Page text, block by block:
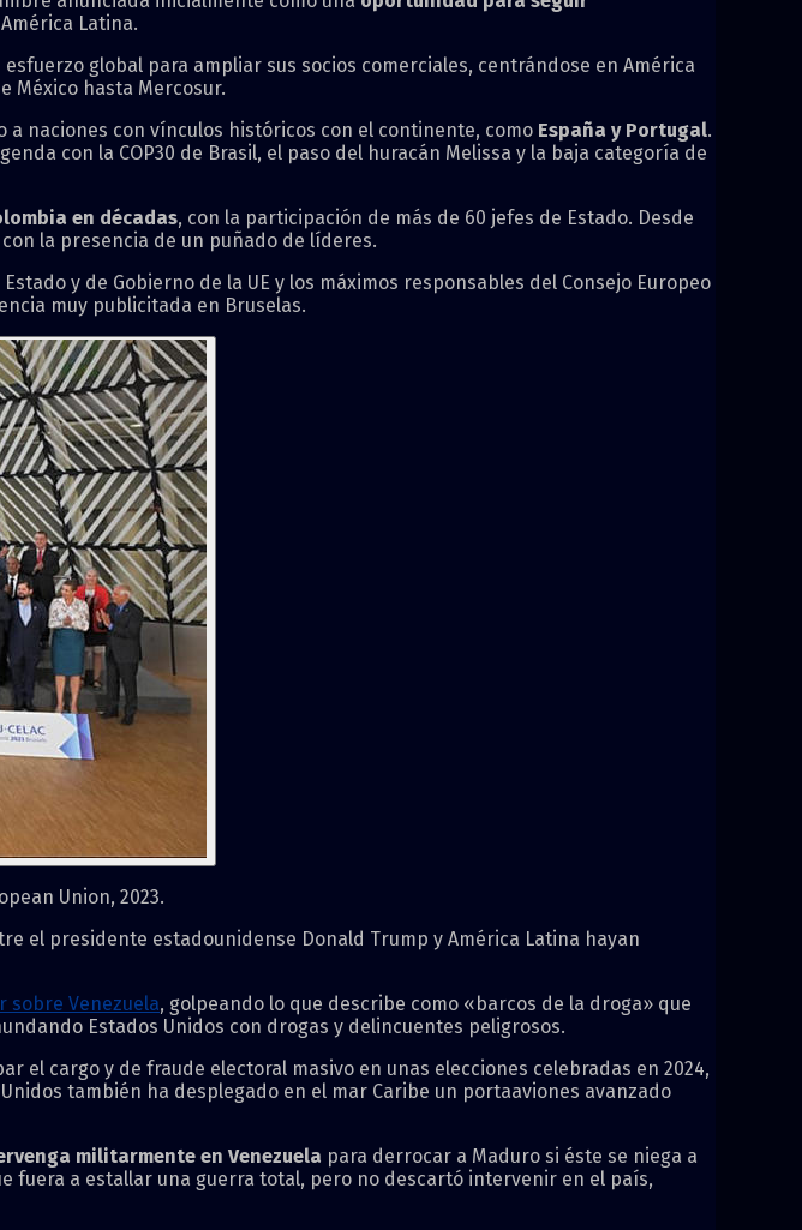
Latina.
global para ampliar sus socios comerciales, centrándose en América
México hasta Mercosur.
a naciones con vínculos históricos con el continente, como España y Portugal.
con la COP30 de Brasil, el paso del huracán Melissa y la baja categoría de
en décadas, con la participación de más de 60 jefes de Estado. Desde
la presencia de un puñado de líderes.
y de Gobierno de la UE y los máximos responsables del Consejo Europeo
muy publicitada en Bruselas.
Union, 2023.
el presidente estadounidense Donald Trump y América Latina hayan
sobre Venezuela, golpeando lo que describe como «barcos de la droga» que
Estados Unidos con drogas y delincuentes peligrosos.
el cargo y de fraude electoral masivo en unas elecciones celebradas en 2024,
también ha desplegado en el mar Caribe un portaaviones avanzado
militarmente en Venezuela para derrocar a Maduro si éste se niega a
fuera a estallar una guerra total, pero no descartó intervenir en el país,